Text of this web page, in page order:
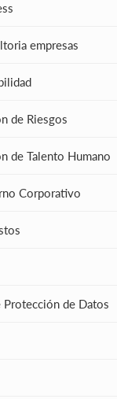
empresas
de Riesgos
de Talento Humano
Corporativo
Protección de Datos